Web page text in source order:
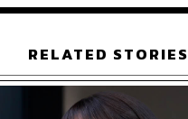
RELATED STORIES